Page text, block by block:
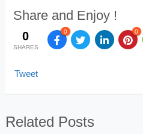
Share and Enjoy !
0
SHARES
0 0
Tweet
Related Posts